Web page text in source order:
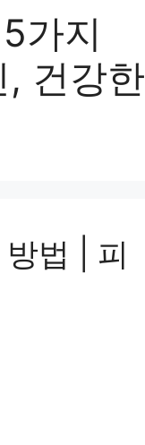
가지
건강한
법 | 피